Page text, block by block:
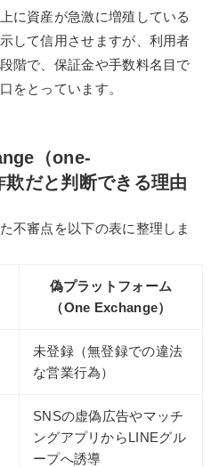
に資産が急激に増殖している
して信用させますが、利用者
階で、保証金や手数料名目で
をとっています。
（one-
だと判断できる理由
不審点を以下の表に整理しま
偽プラットフォーム
（One Exchange）
未登録（無登録での違法
な営業行為）
SNSの虚偽広告やマッチ
ングアプリからLINEグル
ープへ誘導